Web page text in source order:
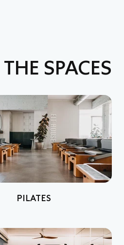
PILATES
THE SPACES